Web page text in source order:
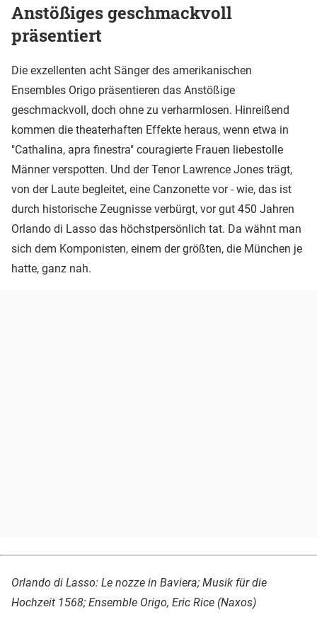
Anstößiges geschmackvoll
präsentiert
Die exzellenten acht Sänger des amerikanischen
Ensembles Origo präsentieren das Anstößige
geschmackvoll, doch ohne zu verharmlosen. Hinreißend
kommen die theaterhaften Effekte heraus, wenn etwa in
"Cathalina, apra finestra" couragierte Frauen liebestolle
Männer verspotten. Und der Tenor Lawrence Jones trägt,
von der Laute begleitet, eine Canzonette vor - wie, das ist
durch historische Zeugnisse verbürgt, vor gut 450 Jahren
Orlando di Lasso das höchstpersönlich tat. Da wähnt man
sich dem Komponisten, einem der größten, die München je
hatte, ganz nah.
Orlando di Lasso: Le nozze in Baviera; Musik für die
Hochzeit 1568; Ensemble Origo, Eric Rice (Naxos)